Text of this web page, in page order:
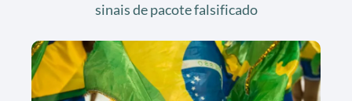
sinais de pacote falsificado